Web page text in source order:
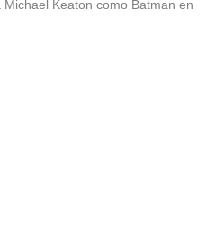
Keaton como Batman en